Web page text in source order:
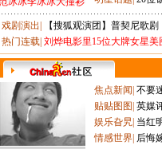
戏剧演出
【搜狐观演团】普契尼歌
热门连载 刘烨电影里15位大牌女星美
焦点新闻 不要
贴贴图图 英媒
娱乐旮旯 当红
情感世界 后悔